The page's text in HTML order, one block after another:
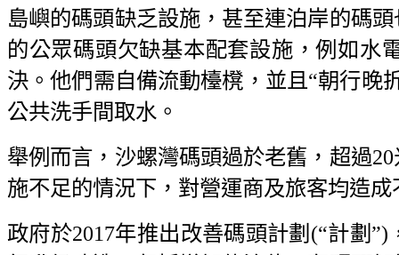
島嶼的碼頭缺乏設施，甚至連泊岸的碼
的公眾碼頭欠缺基本配套設施，例如水
決。他們需自備流動檯櫈，並且“朝行晚
公共洗手間取水。
舉例而言，沙螺灣碼頭過於老舊，超過
施不足的情況下，對營運商及旅客均造
政府於2017年推出改善碼頭計劃(“計劃